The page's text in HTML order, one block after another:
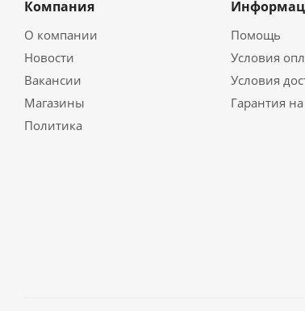
Компания
О компании
Новости
Вакансии
Магазины
Политика
Помощь
Условия
Условия
Гарантия